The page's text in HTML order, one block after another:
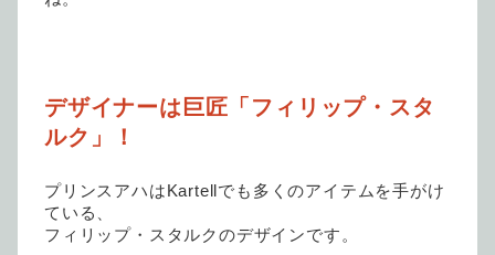
デザイナーは巨匠「フィリップ・スタ
ルク」！
プリンスアハはKartellでも多くのアイテムを手がけ
ている、
フィリップ・スタルクのデザインです。